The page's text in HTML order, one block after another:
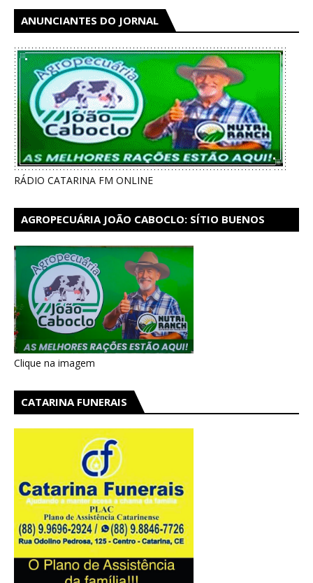
ANUNCIANTES DO JORNAL
RÁDIO CATARINA FM ONLINE
AGROPECUÁRIA JOÃO CABOCLO: SÍTIO BUENOS
Clique na imagem
CATARINA FUNERAIS